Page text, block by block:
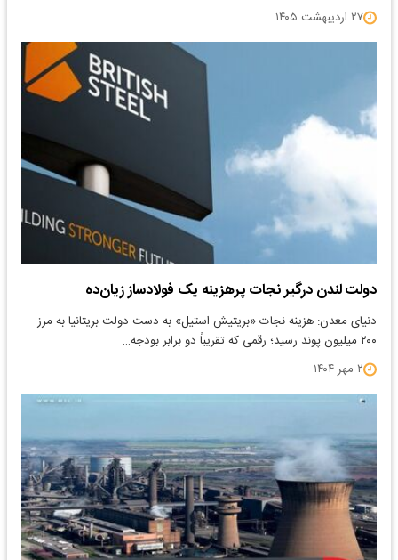
۲۷ اردیبهشت ۱۴۰۵
دولت لندن درگیر نجات پرهزینه یک فولادساز زیان‌ده
دنیای معدن: هزینه نجات «بریتیش استیل» به دست دولت بریتانیا به مرز
۲۰۰ میلیون پوند رسید؛ رقمی که تقریباً دو برابر بودجه…
۲ مهر ۱۴۰۴